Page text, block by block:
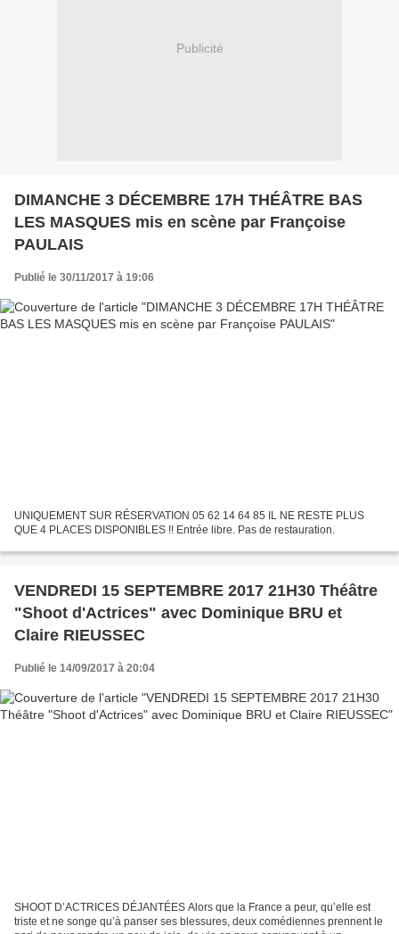
Publicité
DIMANCHE 3 DÉCEMBRE 17H THÉÂTRE BAS
LES MASQUES mis en scène par Françoise
PAULAIS
Publié le 30/11/2017 à 19:06
UNIQUEMENT SUR RÉSERVATION 05 62 14 64 85 IL NE RESTE PLUS
QUE 4 PLACES DISPONIBLES !! Entrée libre. Pas de restauration.
VENDREDI 15 SEPTEMBRE 2017 21H30 Théâtre
"Shoot d'Actrices" avec Dominique BRU et
Claire RIEUSSEC
Publié le 14/09/2017 à 20:04
SHOOT D’ACTRICES DÉJANTÉES Alors que la France a peur, qu’elle est
triste et ne songe qu’à panser ses blessures, deux comédiennes prennent le